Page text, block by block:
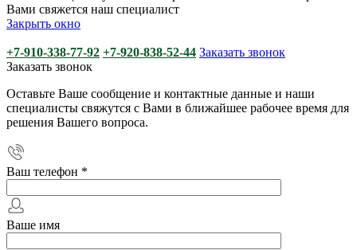
Вами свяжется наш специалист
Закрыть окно
+7-910-338-77-92 +7-920-838-52-44 Заказать звонок
Заказать звонок
Оставьте Ваше сообщение и контактные данные и наши
специалисты свяжутся с Вами в ближайшее рабочее время для
решения Вашего вопроса.
Ваш телефон *
Ваше имя